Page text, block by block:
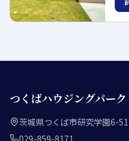
つくばハウジングパーク
茨城県つくば市研究学園6-
029-859-8171